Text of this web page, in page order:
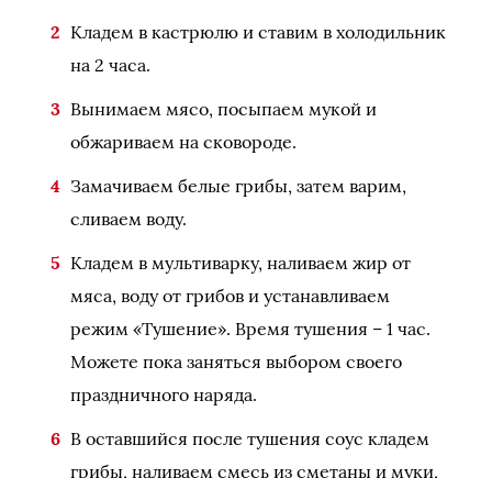
Кладем в кастрюлю и ставим в холодильник
на 2 часа.
Вынимаем мясо, посыпаем мукой и
обжариваем на сковороде.
Замачиваем белые грибы, затем варим,
сливаем воду.
Кладем в мультиварку, наливаем жир от
мяса, воду от грибов и устанавливаем
режим «Тушение». Время тушения – 1 час.
Можете пока заняться выбором своего
праздничного наряда.
В оставшийся после тушения соус кладем
грибы, наливаем смесь из сметаны и муки,